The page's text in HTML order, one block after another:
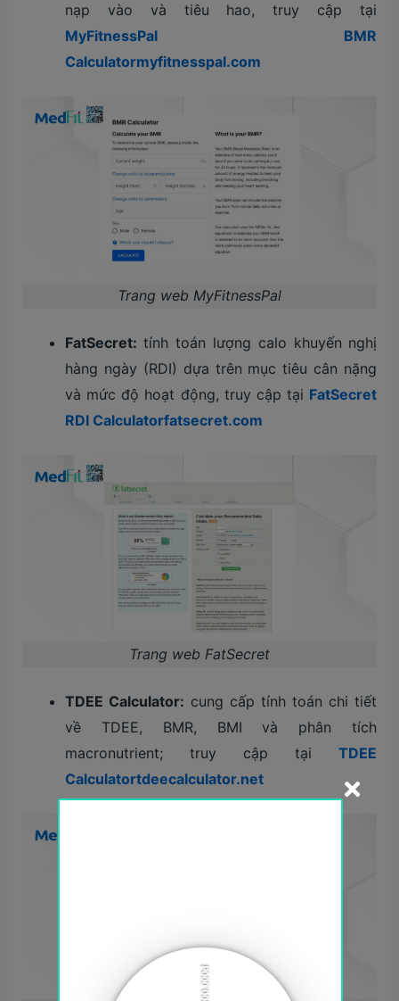
nạp vào và tiêu hao, truy cập tại
MyFitnessPal BMR
Calculatormyfitnesspal.com
Trang web MyFitnessPal
FatSecret: tính toán lượng calo khuyến nghị
hàng ngày (RDI) dựa trên mục tiêu cân nặng
và mức độ hoạt động, truy cập tại FatSecret
RDI Calculatorfatsecret.com
Trang web FatSecret
TDEE Calculator: cung cấp tính toán chi tiết
về TDEE, BMR, BMI và phân tích
macronutrient; truy cập tạiTDEE
Calculatortdeecalculator.net